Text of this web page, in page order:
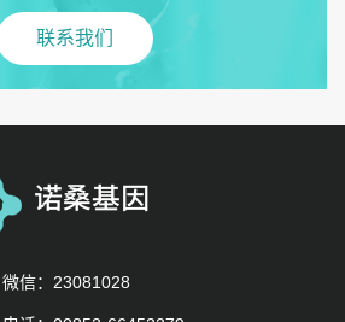
联系我们
微信：23081028